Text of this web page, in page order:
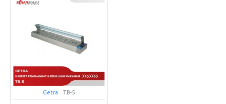
Getra TB-5